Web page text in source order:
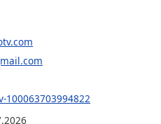
100063703994822